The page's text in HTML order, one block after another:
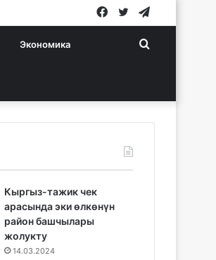
Twitter
Facebook
Экономика Search
Кыргыз-тажик чек
арасында эки өлкөнүн
район башчылары
жолукту
14.03.2024